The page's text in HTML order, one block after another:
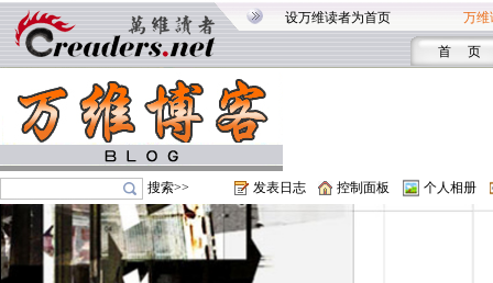
设万维读者为首页 万维
首 页
搜索>> 发表日志 控制面板 个人相册